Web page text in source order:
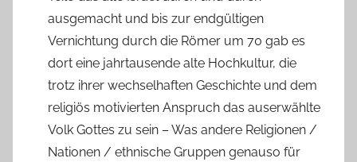
ausgemacht und bis zur endgültigen
Vernichtung durch die Römer um 70 gab es
dort eine jahrtausende alte Hochkultur, die
trotz ihrer wechselhaften Geschichte und dem
religiös motivierten Anspruch das auserwählte
Volk Gottes zu sein – Was andere Religionen /
Nationen / ethnische Gruppen genauso für